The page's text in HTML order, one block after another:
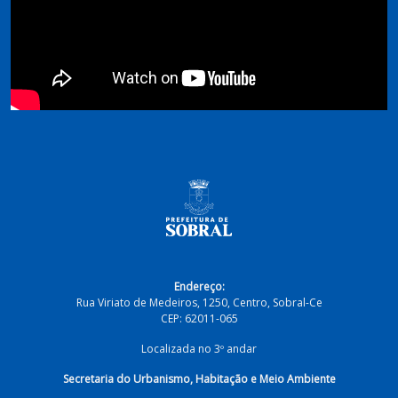
Endereço:
Rua Viriato de Medeiros, 1250, Centro, Sobral-Ce
CEP: 62011-065
Localizada no 3º andar
Secretaria do Urbanismo, Habitação e Meio Ambiente